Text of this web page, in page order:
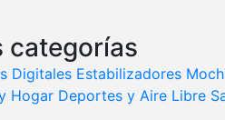
categorías
Digitales Estabilizadores
Hogar Deportes y Aire Libre